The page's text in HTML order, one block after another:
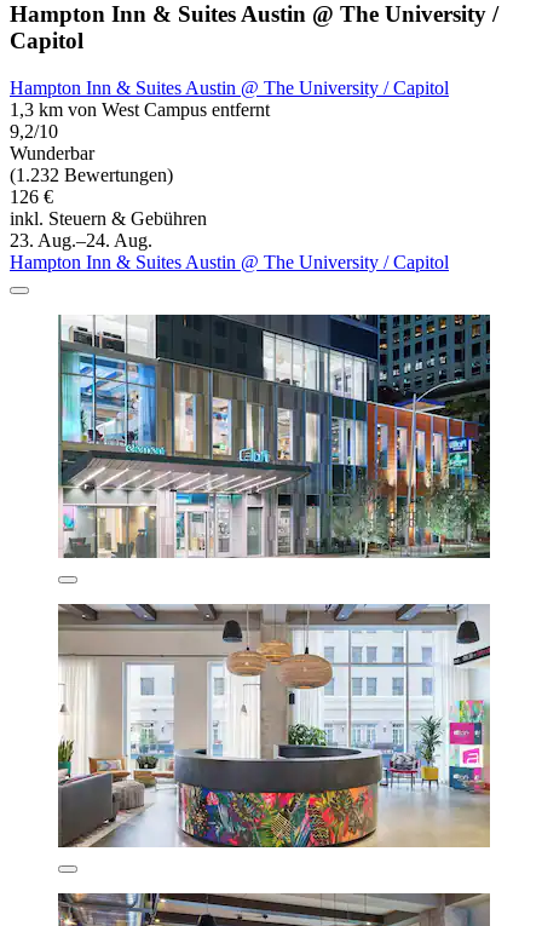
Hampton Inn & Suites Austin @ The University /
Capitol
Hampton Inn & Suites Austin @ The University / Capitol
1,3 km von West Campus entfernt
9,2/10
Wunderbar
(1.232 Bewertungen)
126 €
inkl. Steuern & Gebühren
23. Aug.–24. Aug.
Hampton Inn & Suites Austin @ The University / Capitol